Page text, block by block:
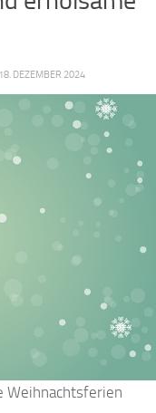
18. DEZEMBER 2024
Weihnachtsferien